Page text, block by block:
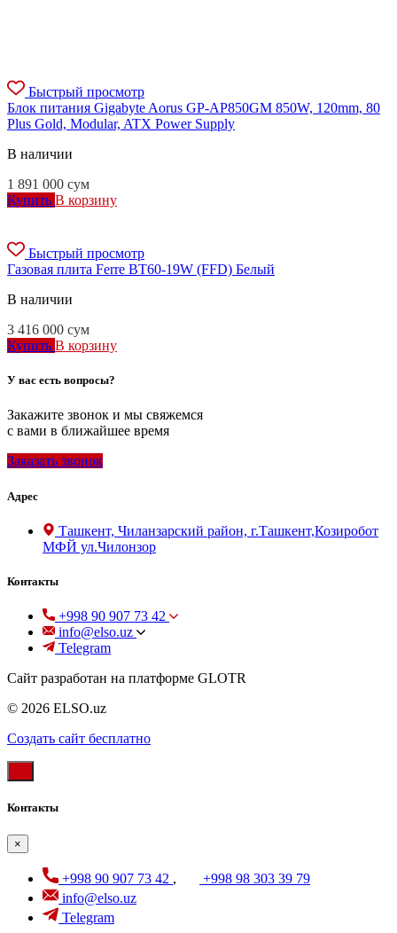
Быстрый просмотр
Блок питания Gigabyte Aorus GP-AP850GM 850W, 120mm, 80
Plus Gold, Modular, ATX Power Supply
В наличии
1 891 000 сум
Купить В корзину
Быстрый просмотр
Газовая плита Ferre BT60-19W (FFD) Белый
В наличии
3 416 000 сум
Купить В корзину
У вас есть вопросы?
Закажите звонок и мы свяжемся
с вами в ближайшее время
Заказать звонок
Адрес
Ташкент, Чиланзарский район, г.Ташкент,Козиробот
МФЙ ул.Чилонзор
Контакты
+998 90 907 73 42
info@elso.uz
Telegram
Сайт разработан на платформе GLOTR
© 2026 ELSO.uz
Создать cайт бесплатно
Контакты
×
+998 90 907 73 42 ,
+998 98 303 39 79
info@elso.uz
Telegram